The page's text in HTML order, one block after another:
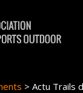
>Actu Trails